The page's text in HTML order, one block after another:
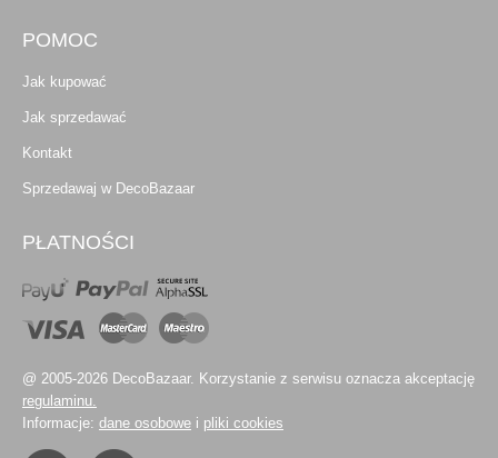
POMOC
Jak kupować
Jak sprzedawać
Kontakt
Sprzedawaj w DecoBazaar
PŁATNOŚCI
@ 2005-2026 DecoBazaar. Korzystanie z serwisu oznacza akceptację
regulaminu.
Informacje: dane osobowe i pliki cookies